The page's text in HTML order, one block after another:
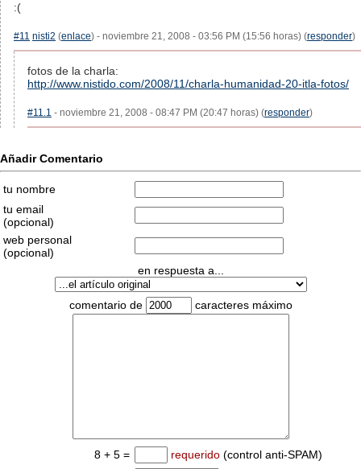
:(
#11 nisti2 (enlace) - noviembre 21, 2008 - 03:56 PM (15:56 horas) (responder)
fotos de la charla:
http://www.nistido.com/2008/11/charla-humanidad-20-itla-fotos/
#11.1 - noviembre 21, 2008 - 08:47 PM (20:47 horas) (responder)
Añadir Comentario
tu nombre
tu email
(opcional)
web personal
(opcional)
en respuesta a...
comentario de caracteres máximo
8 + 5 = requerido (control anti-SPAM)